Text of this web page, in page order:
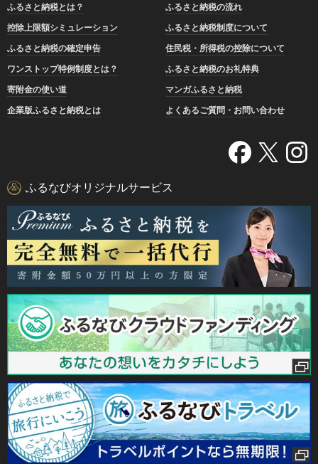
ふるさと納税とは？
ふるさと納税の流れ
控除上限額シミュレーション
ふるさと納税制度について
ふるさと納税の確定申告
住民税・所得税の控除について
ワンストップ特例制度とは？
ふるさと納税のお礼特典
寄附金の使い道
マンガふるさと納税
企業版ふるさと納税とは
よくあるご質問・お問い合わせ
ふるなびオリジナルサービス